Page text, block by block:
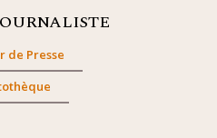
de Presse